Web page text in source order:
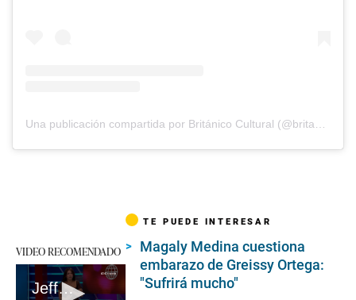
VIDEO RECOMENDADO
Jefferson Farfán y Xiomy Kanashiro habrían retomado su relación
TE PUEDE INTERESAR
Magaly Medina cuestiona
embarazo de Greissy Ortega:
"Sufrirá mucho"